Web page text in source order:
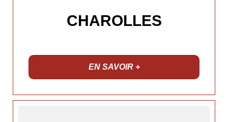
CHAROLLES
EN SAVOIR +